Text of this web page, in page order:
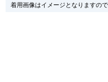
着用画像はイメージとなりますの
※アンティーク品やユーズド品の場